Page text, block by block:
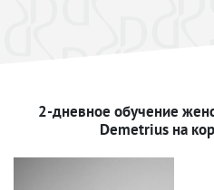
2-дневное обучение
Demetrius на